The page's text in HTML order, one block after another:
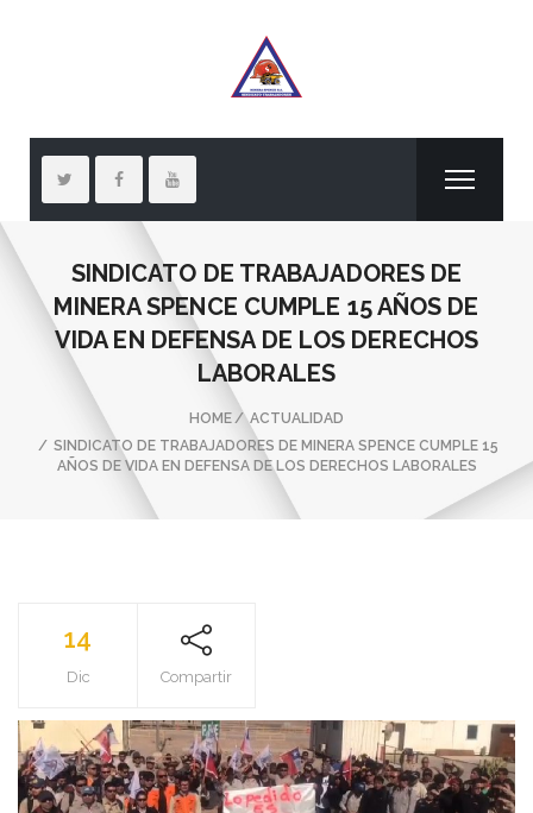
SINDICATO DE TRABAJADORES DE
MINERA SPENCE CUMPLE 15 AÑOS DE
VIDA EN DEFENSA DE LOS DERECHOS
LABORALES
HOME
ACTUALIDAD
SINDICATO DE TRABAJADORES DE MINERA SPENCE CUMPLE 15
AÑOS DE VIDA EN DEFENSA DE LOS DERECHOS LABORALES
14
Dic Compartir